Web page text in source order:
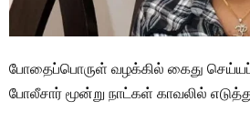
போதைப்பொருள் வழக்கில் கைது
போலீசார் மூன்று நாட்கள் காவலில்